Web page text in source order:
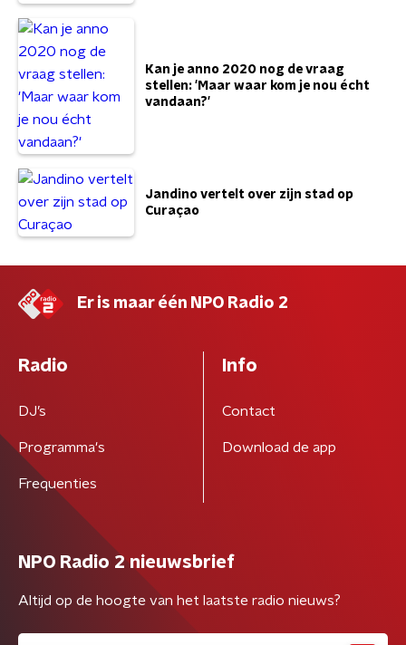
Kan je anno 2020 nog de vraag
stellen: 'Maar waar kom je nou écht
vandaan?'
Jandino vertelt over zijn stad op
Curaçao
Er is maar één NPO Radio 2
Radio
DJ’s
Programma's
Frequenties
Info
Contact
Download de app
NPO Radio 2 nieuwsbrief
Altijd op de hoogte van het laatste radio nieuws?